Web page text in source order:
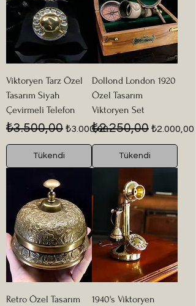
Viktoryen Tarz Özel
Tasarım Siyah
Çevirmeli Telefon
Normal Fiyat
₺3.500,00 İndirimli Fiyat
₺3.000,00
Tükendi
Dollond London 1920
Özel Tasarım
Viktoryen Set
Normal Fiyat
₺2.250,00 İndirimli
₺2.000,00
Tükendi
Retro Özel Tasarım
1940's Viktoryen